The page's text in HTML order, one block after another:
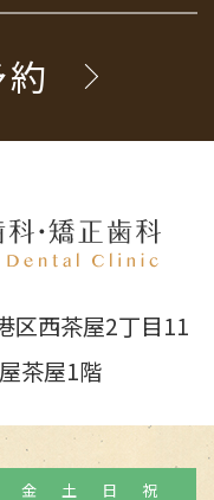
区西茶屋2丁目11
茶屋1階
金 土 日
祝